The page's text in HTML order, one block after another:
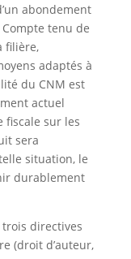
abondement
tenu de
filière,
adaptés à
du CNM est
actuel
fiscale sur les
sera
situation, le
durablement
directives
(droit d’auteur,